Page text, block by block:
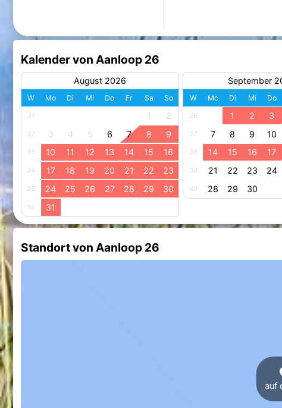
Kalender von Aanloop 26
August 2026
W Mo Di Mi Do Fr Sa So
31 1 2
32 3 4 5 6 7 8 9
33 10 11 12 13 14 15 16
34 17 18 19 20 21 22 23
35 24 25 26 27 28 29 30
36 31
September
W Mo Di Mi Do
36 1 2 3
37 7 8 9 10
38 14 15 16 17
39 21 22 23 24
40 28 29 30
Standort von Aanloop 26
auf